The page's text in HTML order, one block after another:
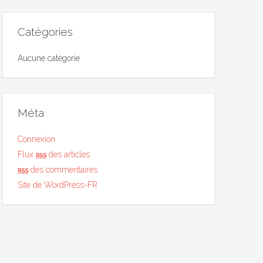
Catégories
Aucune catégorie
Méta
Connexion
Flux rssdes articles
rssdes commentaires
Site de WordPress-FR